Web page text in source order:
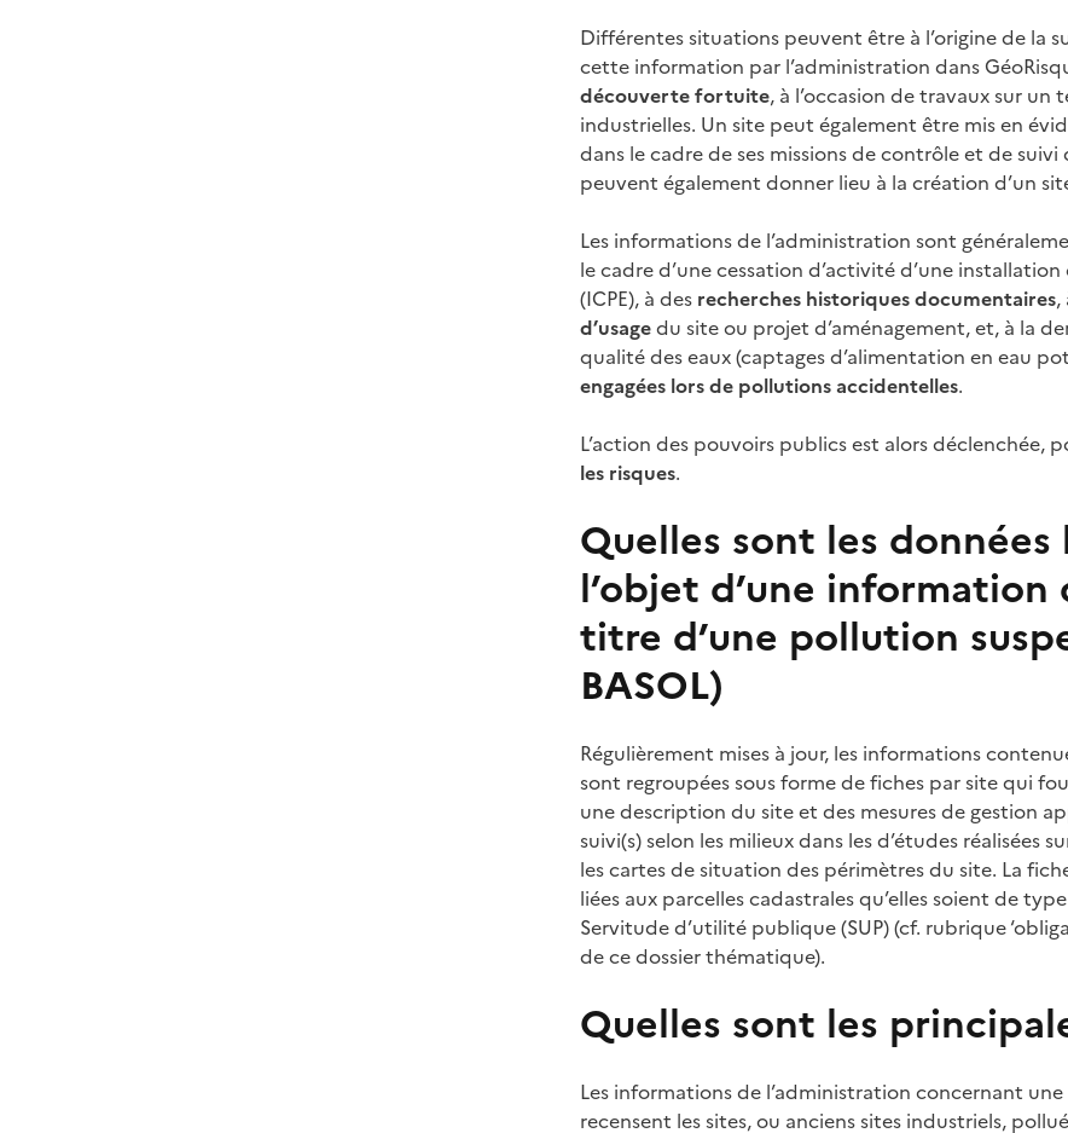
Contenu
Différentes situations peuvent être à l’origine de la
cette information par l’administration dans
découverte fortuite, à l’occasion de travaux sur
industrielles. Un site peut également être mis en
dans le cadre de ses missions de contrôle et de suivi
peuvent également donner lieu à la création d’un
Les informations de l’administration sont
le cadre d’une cessation d’activité d’une
(ICPE), à des recherches historiques documentaires,
d’usagedu site ou projet d’aménagement, et, à la
qualité des eaux (captages d’alimentation en eau
engagées lors de pollutions accidentelles.
L’action des pouvoirs publics est alors déclenchée,
les risques.
Quelles sont les
l’objet d’une
titre d’une pollution
BASOL)
Contenu
Régulièrement mises à jour, les informations
sont regroupées sous forme de fiches par site qui
une description du site et des mesures de gestion
suivi(s) selon les milieux dans les d’études réalisées
les cartes de situation des périmètres du site. La
liées aux parcelles cadastrales qu’elles soient de
Servitude d’utilité publique (SUP) (cf. rubrique
de ce dossier thématique).
Quelles sont les
Contenu
Les informations de l’administration concernant
recensent les sites, ou anciens sites industriels,